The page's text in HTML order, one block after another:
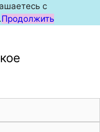
с
Продолжить